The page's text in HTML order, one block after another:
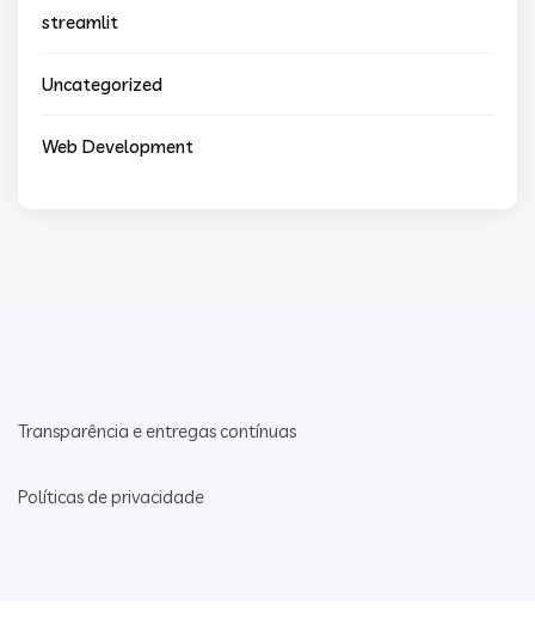
streamlit
Uncategorized
Web Development
Transparência e entregas contínuas
Políticas de privacidade